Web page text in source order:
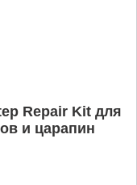
Repair Kit для
и царапин